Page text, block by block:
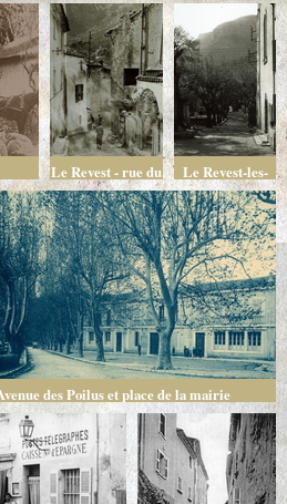
Le Revest - rue du
village
Le Revest-les-
Eaux (Var) - La
Place
des Poilus et place de la mairie